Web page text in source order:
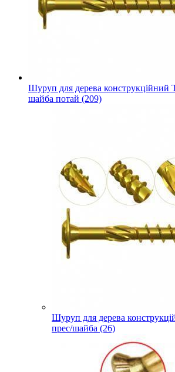
Шуруп для дерева конструкційний
шайба потай (209)
Шуруп для дерева
прес/шайба (26)